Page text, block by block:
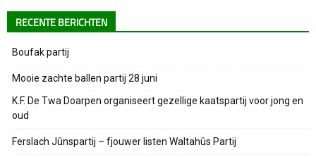
RECENTE BERICHTEN
Boufak partij
Mooie zachte ballen partij 28 juni
K.F. De Twa Doarpen organiseert gezellige kaatspartij voor jong en
oud
Ferslach Jûnspartij – fjouwer listen Waltahûs Partij